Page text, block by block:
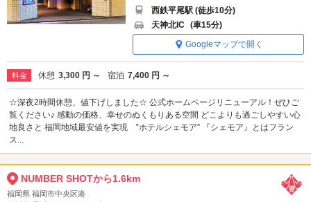
西鉄平尾駅 (徒歩10分)
天神北IC (車15分)
Googleマップで開く
料金 休憩 3,300 円 ～ 宿泊 7,400 円 ～
☆深夜2時間休憩、値下げしました☆ 公式ホームページリニューアル！ぜひご
覧ください♪ 感動の価格、幸せのぬくもりある空間 どこよりも過ごしやすい心
地良さと 福岡地域最安値を実現 ‟ホテルシェモア” 『シェモア』とはフラン
ス...
NUMBER SHOTから1.6km
福岡県 福岡市中央区港